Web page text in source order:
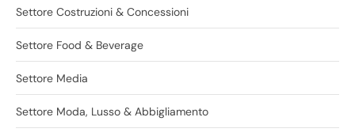
Settore Costruzioni & Concessioni
Settore Food & Beverage
Settore Media
Settore Moda, Lusso & Abbigliamento